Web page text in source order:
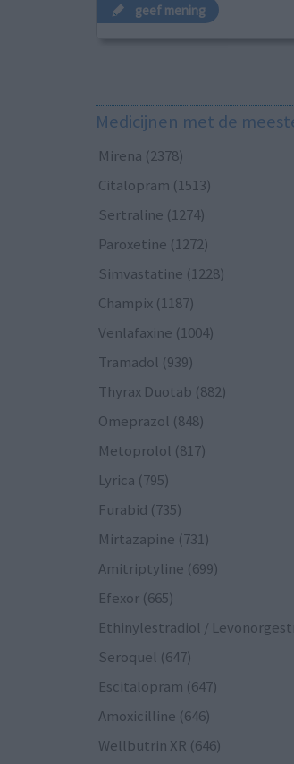
geef mening
Medicijnen met de
Mirena (2378)
Citalopram (1513)
Sertraline (1274)
Paroxetine (1272)
Simvastatine (1228)
Champix (1187)
Venlafaxine (1004)
Tramadol (939)
Thyrax Duotab (882)
Omeprazol (848)
Metoprolol (817)
Lyrica (795)
Furabid (735)
Mirtazapine (731)
Amitriptyline (699)
Efexor (665)
Ethinylestradiol /
Seroquel (647)
Escitalopram (647)
Amoxicilline (646)
Wellbutrin XR (646)